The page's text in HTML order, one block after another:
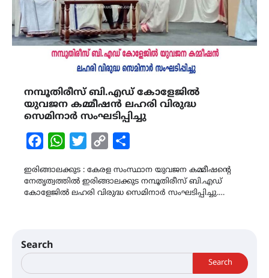
നമ്പൂതിരീസ് ബി.എഡ് കോളേജിൽ
യുവജന കമ്മീഷൻ ലഹരി വിരുദ്ധ
സെമിനാർ സംഘടിപ്പിച്ചു
FacebookWhatsAppTwitterCopy
ഇരിങ്ങാലക്കുട : കേരള സംസ്ഥാന യുവജന കമ്മീഷന്‍റെ
നേതൃത്വത്തിൽ ഇരിങ്ങാലക്കുട നമ്പൂതിരീസ് ബി.എഡ്
കോളേജിൽ ലഹരി വിരുദ്ധ സെമിനാർ സംഘടിപ്പിച്ചു.…
Search
Search